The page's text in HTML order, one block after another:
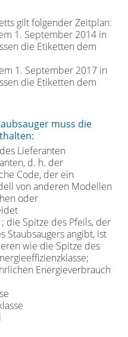
gilt folgender Zeitplan:
1. September 2014 in
die Etiketten dem
1. September 2017 in
die Etiketten dem
muss die
Lieferanten
d. h. der
Code, der ein
von anderen Modellen
oder
die Spitze des Pfeils, der
Staubsaugers angibt, ist
wie die Spitze des
Energieverbrauch